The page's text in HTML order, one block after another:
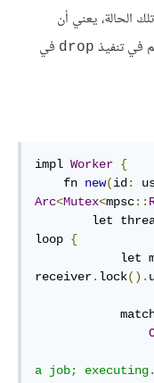
تلك الحالة، يعني أن
في تنفيذ drop في
impl Worker {
    fn
new(id :
Arc<Mutex<mpsc::
let
loop {
receiver. lock().
a job;